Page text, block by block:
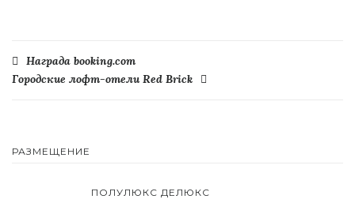
Навигация
по
Награда booking.com
Городские лофт-отели Red Brick
РАЗМЕЩЕНИЕ
ПОЛУЛЮКС ДЕЛЮКС